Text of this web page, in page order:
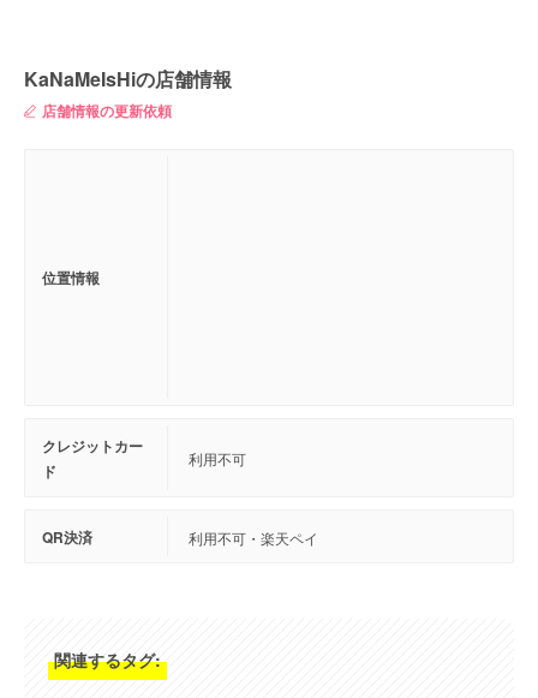
KaNaMeIsHiの店舗情報
店舗情報の更新依頼
位置情報
クレジットカー
ド
利用不可
QR決済 利用不可・楽天ペイ
関連するタグ: